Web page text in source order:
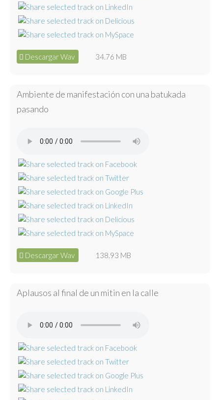
Descargar Wav 34.76 MB
Ambiente de manifestación con una batukada
pasando
Descargar Wav 138.93 MB
Aplausos al final de un mitin en la calle